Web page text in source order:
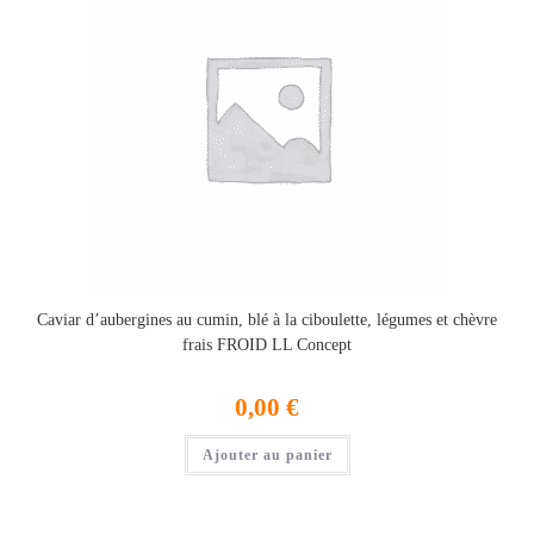
Caviar d’aubergines au cumin, blé à la ciboulette, légumes et chèvre
frais FROID LL Concept
0,00 €
Ajouter au panier